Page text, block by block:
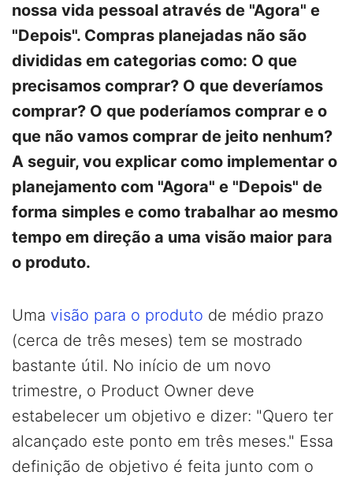
nossa vida pessoal através de "Agora" e
"Depois". Compras planejadas não são
divididas em categorias como: O que
precisamos comprar? O que deveríamos
comprar? O que poderíamos comprar e o
que não vamos comprar de jeito nenhum?
A seguir, vou explicar como implementar o
planejamento com "Agora" e "Depois" de
forma simples e como trabalhar ao mesmo
tempo em direção a uma visão maior para
o produto.
Uma visão para o produto de médio prazo
(cerca de três meses) tem se mostrado
bastante útil. No início de um novo
trimestre, o Product Owner deve
estabelecer um objetivo e dizer: "Quero ter
alcançado este ponto em três meses." Essa
definição de objetivo é feita junto com o